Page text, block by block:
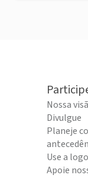
Nossa
Divulgue
Planeje
Use a logo
Apoie